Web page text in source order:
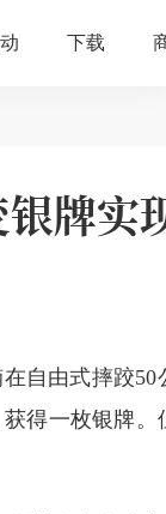
牌实
自由式摔跤
得一枚银牌